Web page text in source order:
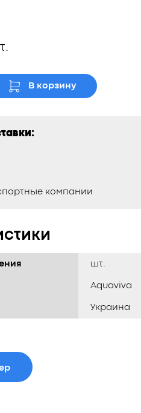
В корзину
компании
шт.
Aquaviva
Украина